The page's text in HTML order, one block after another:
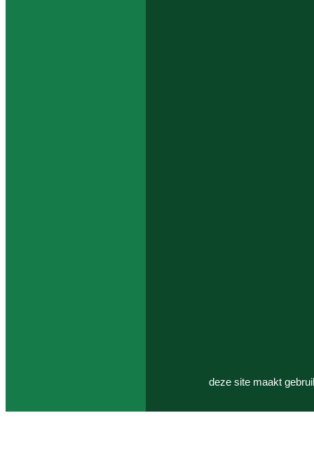
deze site maakt